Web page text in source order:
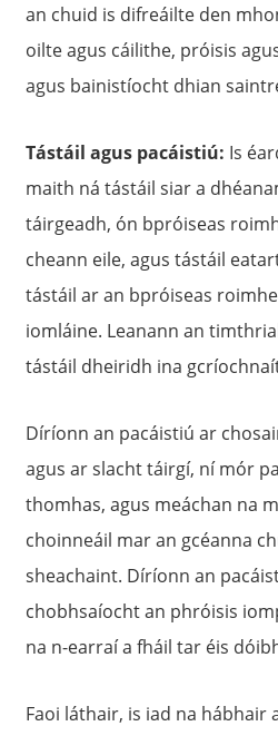
an chuid is difreáilte den
oilte agus cáilithe, próisis
agus bainistíocht dhian
Tástáil agus pacáistiú: Is
maith ná tástáil siar a
táirgeadh, ón bpróiseas
cheann eile, agus tástáil
tástáil ar an bpróiseas
iomláine. Leanann an
tástáil dheiridh ina
Díríonn an pacáistiú ar
agus ar slacht táirgí, ní mór
thomhas, agus meáchan na
choinneáil mar an gcéanna
sheachaint. Díríonn an
chobhsaíocht an phróisis
na n-earraí a fháil tar éis
Faoi láthair, is iad na hábhair